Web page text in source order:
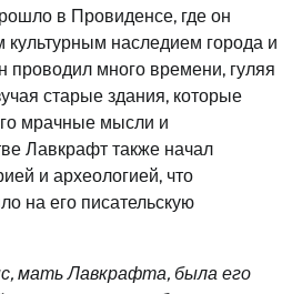
в Провиденсе, где он
культурным наследием города и
проводил много времени, гуляя
старые здания, которые
мрачные мысли и
Лавкрафт также начал
и археологией, что
на его писательскую
мать Лавкрафта, была его